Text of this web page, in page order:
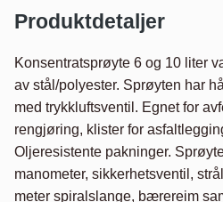
Produktdetaljer
Konsentratsprøyte 6 og 10 liter
av stål/polyester. Sprøyten har
med trykkluftsventil. Egnet for
rengjøring, klister for
Oljeresistente pakninger.
manometer, sikkerhetsventil,
meter spiralslange, bærereim